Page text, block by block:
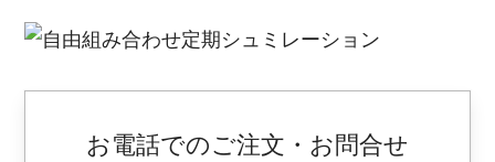
お電話でのご注文・お問合せ